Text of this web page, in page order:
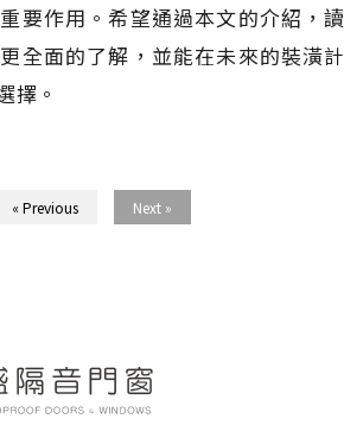
要作用。希望通過本文的介紹，讀
全面的了解，並能在未來的裝潢計
擇。
« Previous Next »